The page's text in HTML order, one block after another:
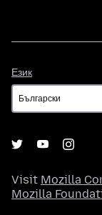
Език
Visit Mozilla
Mozilla